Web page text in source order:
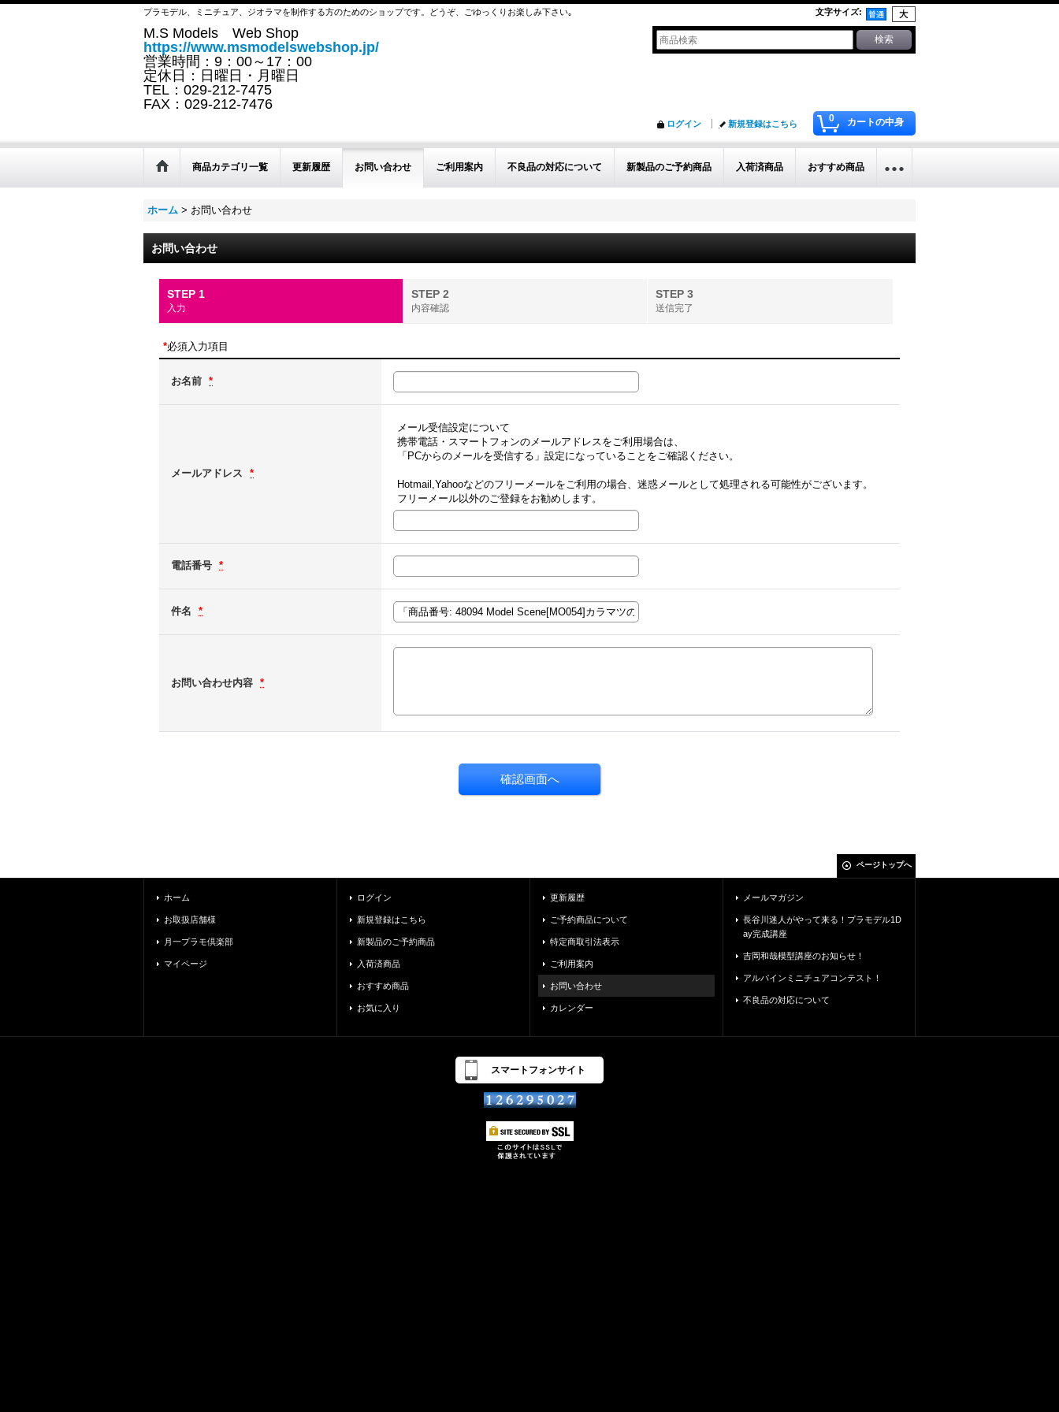
プラモデル、ミニチュア、ジオラマを制作する方のためのショップです。どうぞ、ごゆっくりお楽しみ下さい｡ 文字サイズ:
M.S Models Web Shop
https://www.msmodelswebshop.jp/
営業時間：9：00～17：00
定休日：日曜日・月曜日
TEL：029-212-7475
FAX：029-212-7476
0 カートの中身
ログイン 新規登録はこちら
商品カテゴリ一覧 更新履歴 お問い合わせ ご利用案内 不良品の対応について 新製品のご予約商品 入荷済商品 おすすめ商品
ホーム > お問い合わせ
お問い合わせ
STEP 1
入力
STEP 2
内容確認
STEP 3
送信完了
*必須入力項目
お名前 *
メールアドレス *
メール受信設定について
携帯電話・スマートフォンのメールアドレスをご利用場合は、
「PCからのメールを受信する」設定になっていることをご確認ください。
Hotmail,Yahooなどのフリーメールをご利用の場合、迷惑メールとして処理される可能性がございます。
フリーメール以外のご登録をお勧めします。
電話番号 *
件名 *
お問い合わせ内容 *
ページトップへ
ホーム
お取扱店舗様
月一プラモ倶楽部
マイページ
ログイン
新規登録はこちら
新製品のご予約商品
入荷済商品
おすすめ商品
お気に入り
更新履歴
ご予約商品について
特定商取引法表示
ご利用案内
お問い合わせ
カレンダー
メールマガジン
長谷川迷人がやって来る！プラモデル1D
ay完成講座
吉岡和哉模型講座のお知らせ！
アルパインミニチュアコンテスト！
不良品の対応について
スマートフォンサイト